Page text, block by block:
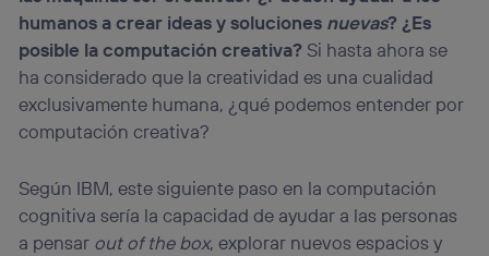
humanos a crear ideas y soluciones nuevas? ¿Es
posible la computación creativa? Si hasta ahora se
ha considerado que la creatividad es una cualidad
exclusivamente humana, ¿qué podemos entender por
computación creativa?
Según IBM, este siguiente paso en la computación
cognitiva sería la capacidad de ayudar a las personas
a pensar out of the box, explorar nuevos espacios y
Este identificador se asigna a la conexión de internet, por lo
que cualquier persona que conecte su dispositivo y
consienta el uso de la tecnología recibirá el mismo
identificador. Típicamente:
Si utilizas unaconexión de banda ancha (p. ej., Wi-Fi),
el marketing o análisis se realizará en función de las
actividades de navegación de los miembros del hogar
Si utilizasdatos móviles, el marketing será más
personalizado, ya que se basará únicamente en la
navegación del usuario del móvil.